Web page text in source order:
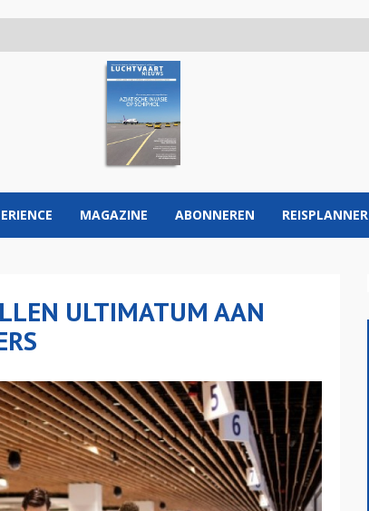
MAGAZINE ABONNEREN REISPLANNER
ULTIMATUM AAN